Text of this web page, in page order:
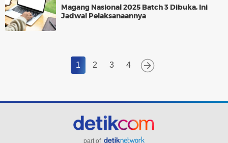
Magang Nasional 2025 Batch 3 Dibuka, Ini
Jadwal Pelaksanaannya
1 2 3 4
part of